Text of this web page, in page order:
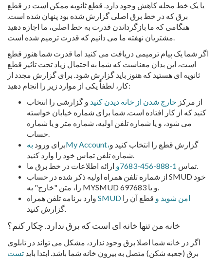
یا یک خط محله کاهش وجود دارد. قطع ثانویه ممکن است در قطع
برق که در خط برق اصلی گزارش شده بود پنهان شده است.
هنگامی که ما بازگرداندن قدرت به خط اصلی، ما اجازه دهید
مشتریان نهفته ما می دانیم که قدرت ترمیم شده است.
اگر شما یک پیام ترمیمی دریافت می کنید اما قدرت شما هنوز قطع
است، این بدان معناست که شما به احتمال زیاد تحت تاثیر قطع
ثانویه ای هستید که هنوز باید گزارش شود. برای گزارش مجدد از
کار، لطفاً یکی از موارد زیر را انجام دهید:
از مرکز خارج شدن از خانه دیدن کنید و گزارشی را انتخاب
کنید که از کار افتاده است. شما برای شماره خیابان خواسته
می شود، و یا شماره تلفن اولیه، شماره متر و یا شماره
حساب.
برای ورودبهMy Account،گزارش قطع را انتخاب کنید و
شماره تلفن تماس خود را وارد کنید.
تماس 1-888-456-7683و
ارائه اطلاعات در خط برق ما.
از شماره تلفن همراه اولیه ذکر شده در حساب SMUD خود
را، متن "خارج" به MYSMUD و یا 697683.
SMUD امن شوید و قطع آن را
گزارش کنید.
خانه من تنها خانه ای است که برق ندارد. چکار کنم؟
اگر در خانه شما اصلا برق وجود ندارد، مشکل می تواند در تابلوی
برق (جعبه شکن) متصل به بیرون خانه شما باشد. ابتدا باید تست